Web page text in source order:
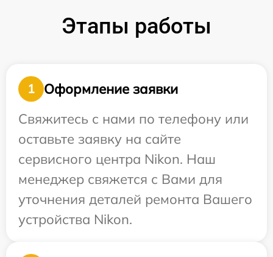
Этапы работы
1
Оформление заявки
Свяжитесь с нами по телефону или
оставьте заявку на сайте
сервисного центра Nikon. Наш
менеджер свяжется с Вами для
уточнения деталей ремонта Вашего
устройства Nikon.